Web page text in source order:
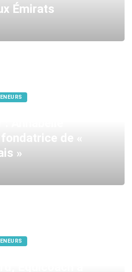
Émirats
fondatrice de «
»